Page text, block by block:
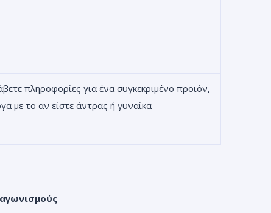
πληροφορίες για ένα συγκεκριμένο προϊόν,
με το αν είστε άντρας ή γυναίκα